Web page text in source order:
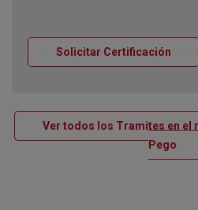
Solicitar Certificación
Ver todos los Tramites en el
Pego